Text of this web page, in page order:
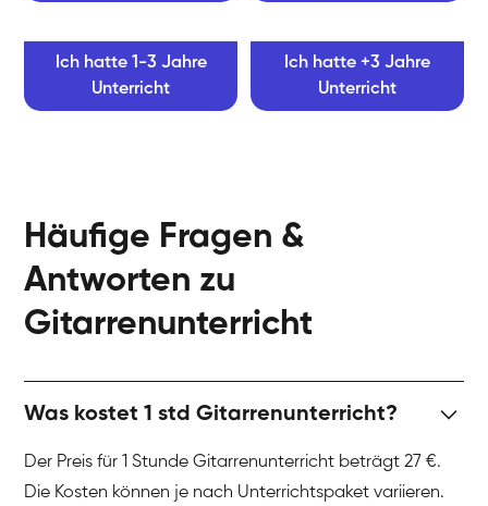
Ich hatte 1-3 Jahre
Unterricht
Ich hatte +3 Jahre
Unterricht
Häufige Fragen &
Antworten zu
Gitarrenunterricht
Was kostet 1 std Gitarrenunterricht?
Der Preis für 1 Stunde Gitarrenunterricht beträgt 27 €.
Die Kosten können je nach Unterrichtspaket variieren.